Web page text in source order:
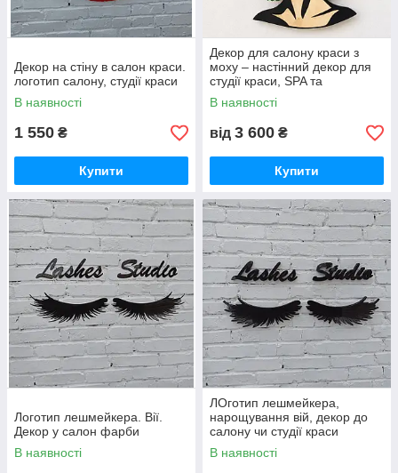
Декор на стіну в салон краси.
логотип салону, студії краси
В наявності
1 550 ₴
Купити
Декор для салону краси з
моху – настінний декор для
студії краси, SPA та
косметологічного кабінету на
замовлення
В наявності
від 3 600 ₴
Купити
Логотип лешмейкера. Вії.
Декор у салон фарби
В наявності
ЛОготип лешмейкера,
нарощування вій, декор до
салону чи студії краси
В наявності